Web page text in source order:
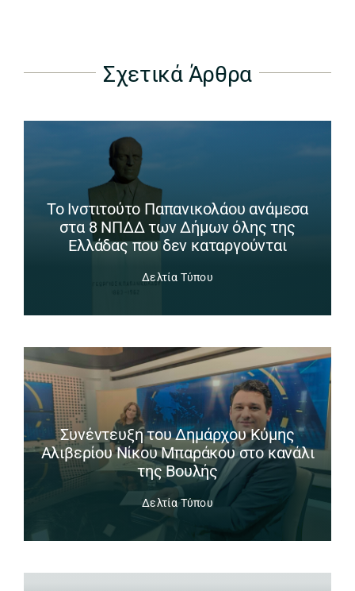
Σχετικά Άρθρα
Το Ινστιτούτο Παπανικολάου ανάμεσα
στα 8 ΝΠΔΔ των Δήμων όλης της
Ελλάδας που δεν καταργούνται
Δελτία Τύπου
Συνέντευξη του Δημάρχου Κύμης
Αλιβερίου Νίκου Μπαράκου στο κανάλι
της Βουλής
Δελτία Τύπου